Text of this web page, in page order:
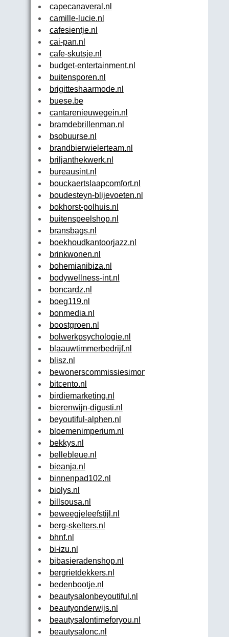
capecanaveral.nl
camille-lucie.nl
cafesientje.nl
cai-pan.nl
cafe-skutsje.nl
budget-entertainment.nl
buitensporen.nl
brigitteshaarmode.nl
buese.be
cantarenieuwegein.nl
bramdebrillenman.nl
bsobuurse.nl
brandbierwielerteam.nl
briljanthekwerk.nl
bureausint.nl
bouckaertslaapcomfort.nl
boudesteyn-blijevoeten.nl
bokhorst-polhuis.nl
buitenspeelshop.nl
bransbags.nl
boekhoudkantoorjazz.nl
brinkwonen.nl
bohemianibiza.nl
bodywellness-int.nl
boncardz.nl
boeg119.nl
bonmedia.nl
boostgroen.nl
bolwerkpsychologie.nl
blaauwtimmerbedrijf.nl
blisz.nl
bewonerscommissiesimoncarmiggelt.nl
bitcento.nl
birdiemarketing.nl
bierenwijn-digusti.nl
beyoutiful-alphen.nl
bloemenimperium.nl
bekkys.nl
bellebleue.nl
bieanja.nl
binnenpad102.nl
biolys.nl
billsousa.nl
beweegjeleefstijl.nl
berg-skelters.nl
bhnf.nl
bi-izu.nl
bibasieradenshop.nl
bergrietdekkers.nl
bedenbootje.nl
beautysalonbeyoutiful.nl
beautyonderwijs.nl
beautysalontimeforyou.nl
beautysalonc.nl